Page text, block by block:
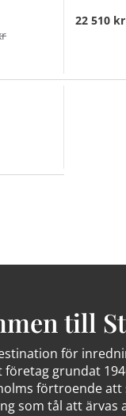
22 510 kr
till
för
grundat
förtroende
som tål att ärvas